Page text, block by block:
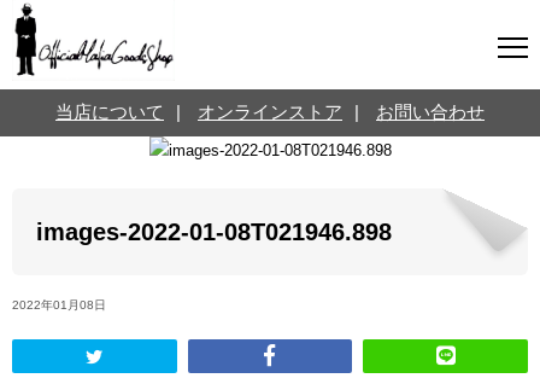
当店について オンラインストア お問い合わせ
images-2022-01-08T021946.898
2022年01月08日
オンラインストア
お問い合わせ